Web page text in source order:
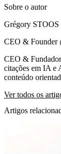
Sobre o autor
Grégory STOOS
CEO & Founder
CEO &
citações em IA e
conteúdo
Ver todos os
Artigos